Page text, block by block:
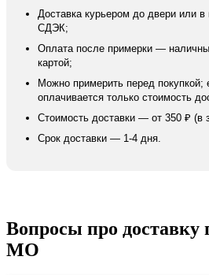
Доставка курьером до двери или в
СДЭК;
Оплата после примерки —
картой;
Можно примерить перед
оплачивается только стоимость
Стоимость доставки — от 350 ₽ (в
Срок доставки — 1-4 дня.
Вопросы про доставку
МО